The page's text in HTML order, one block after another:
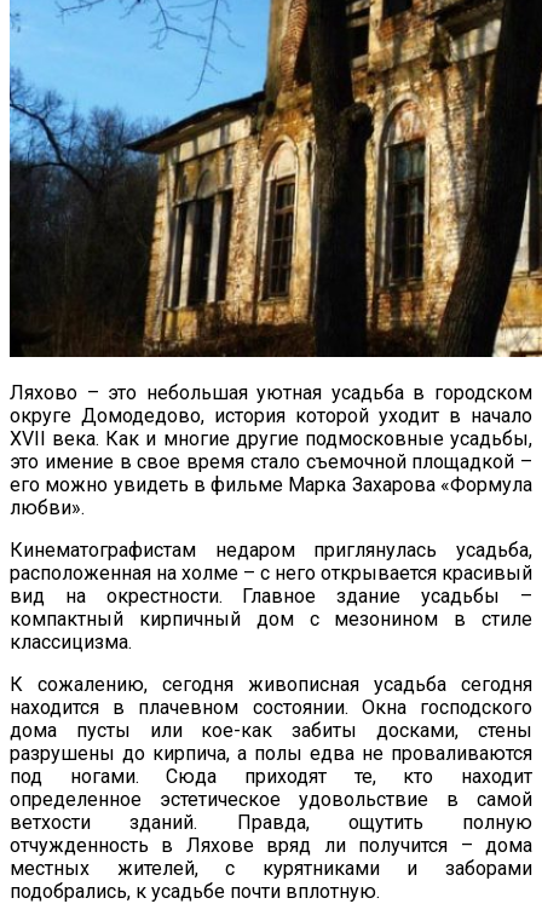
Ляхово – это небольшая уютная усадьба в городском
округе Домодедово, история которой уходит в начало
XVII века. Как и многие другие подмосковные усадьбы,
это имение в свое время стало съемочной площадкой –
его можно увидеть в фильме Марка Захарова «Формула
любви».
Кинематографистам недаром приглянулась усадьба,
расположенная на холме – с него открывается красивый
вид на окрестности. Главное здание усадьбы –
компактный кирпичный дом с мезонином в стиле
классицизма.
К сожалению, сегодня живописная усадьба сегодня
находится в плачевном состоянии. Окна господского
дома пусты или кое-как забиты досками, стены
разрушены до кирпича, а полы едва не проваливаются
под ногами. Сюда приходят те, кто находит
определенное эстетическое удовольствие в самой
ветхости зданий. Правда, ощутить полную
отчужденность в Ляхове вряд ли получится – дома
местных жителей, с курятниками и заборами
подобрались, к усадьбе почти вплотную.